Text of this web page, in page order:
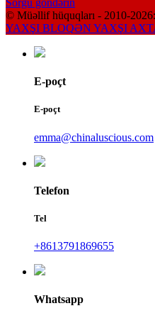
Sorğu göndərin
© Müəllif hüquqları - 2010-
YAXŞI BLOQƏN YAXŞI
E-poçt
E-poçt
emma@chinaluscious.com
Telefon
Tel
+8613791869655
Whatsapp